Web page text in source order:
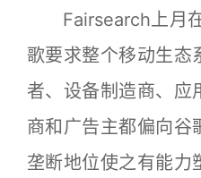
Fairsearch上月在
歌要求整个移动生
者、设备制造商、应
商和广告主都偏向谷
垄断地位使之有能力